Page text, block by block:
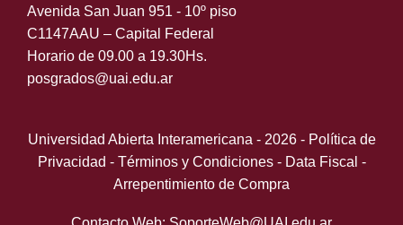
Avenida San Juan 951 - 10º piso
C1147AAU – Capital Federal
Horario de 09.00 a 19.30Hs.
posgrados@uai.edu.ar
Universidad Abierta Interamericana - 2026 - Política de
Privacidad - Términos y Condiciones- Data Fiscal -
Arrepentimiento de Compra